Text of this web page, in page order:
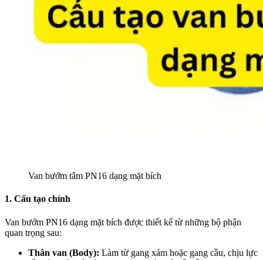
Van bướm tâm PN16 dạng mặt bích
1. Cấu tạo chính
Van bướm PN16 dạng mặt bích được thiết kế từ những bộ phận
quan trọng sau:
Thân van (Body): Làm từ gang xám hoặc gang cầu, chịu lực